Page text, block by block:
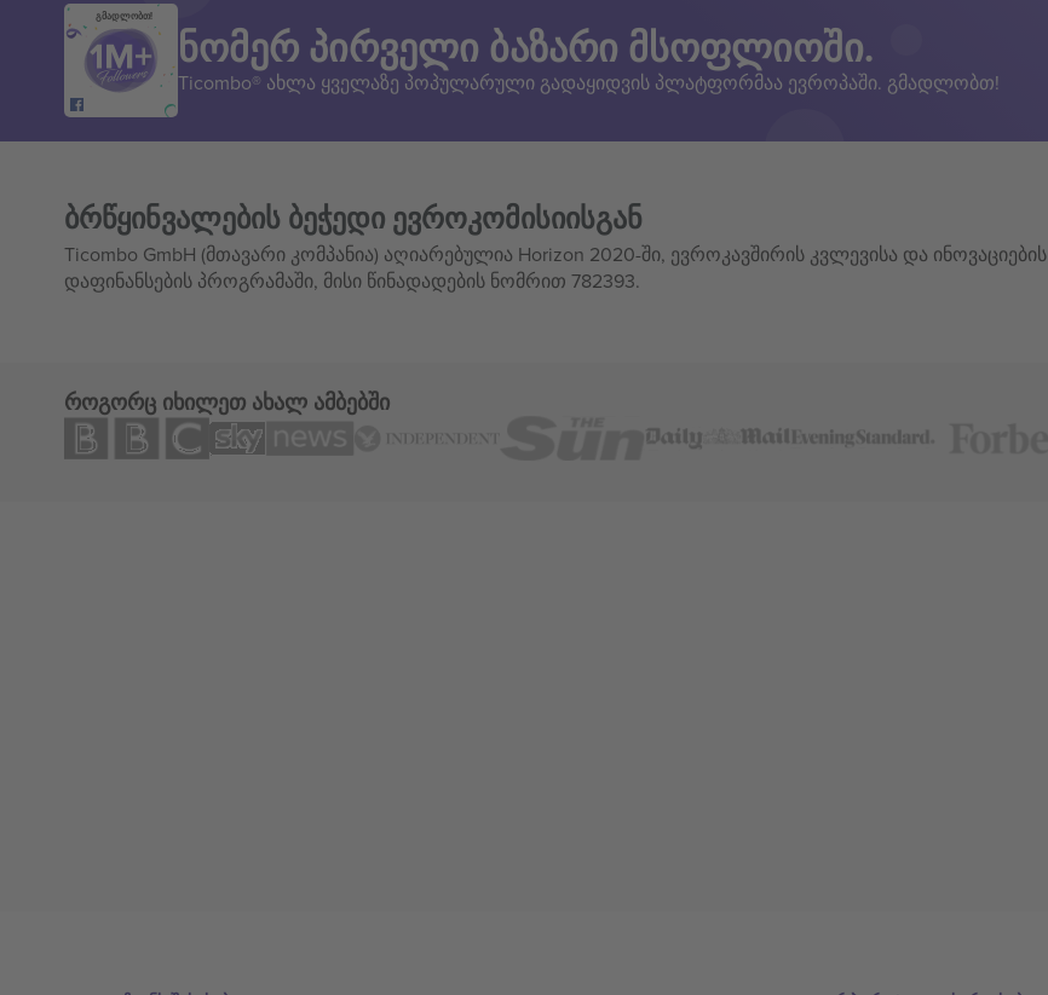
გმადლობთ!
ნომერ პირველი ბაზარი მსოფლიოში.
Ticombo® ახლა ყველაზე პოპულარული გადაყიდვის პლატფორმაა ევროპაში. გმადლობთ!
ბრწყინვალების ბეჭედი ევროკომისიისგან
Ticombo GmbH (მთავარი კომპანია) აღიარებულია Horizon 2020-ში, ევროკავშირის კვლევისა და ინოვაციების
დაფინანსების პროგრამაში, მისი წინადადების ნომრით 782393.
როგორც იხილეთ ახალ ამბებში